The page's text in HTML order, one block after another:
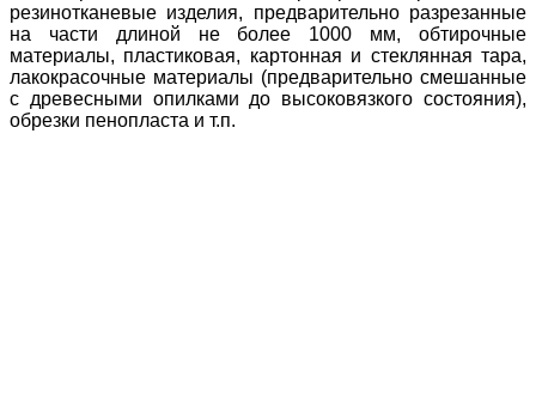
резинотканевые изделия, предварительно разрезанные
на части длиной не более 1000 мм, обтирочные
материалы, пластиковая, картонная и стеклянная тара,
лакокрасочные материалы (предварительно смешанные
с древесными опилками до высоковязкого состояния),
обрезки пенопласта и т.п.